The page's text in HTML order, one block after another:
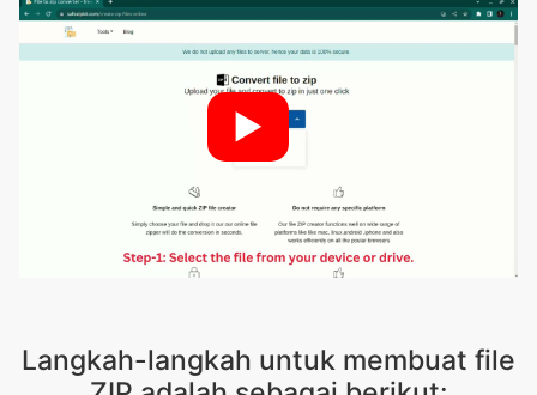
►
Langkah-langkah untuk membuat file
ZIP adalah sebagai berikut:
1 . Klik panah drop-down dan pilih Dropbox/Google Drive atau unggah file
dari perangkat Anda.